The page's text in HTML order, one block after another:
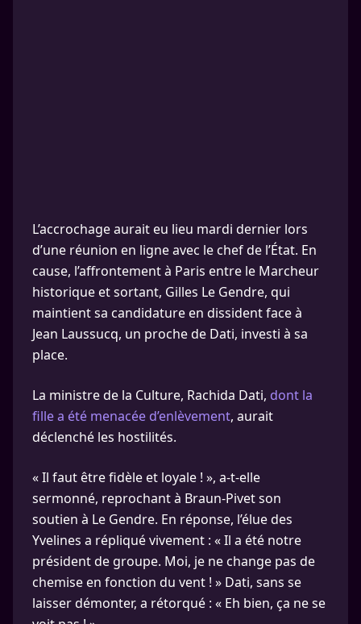
L’accrochage aurait eu lieu mardi dernier lors
d’une réunion en ligne avec le chef de l’État. En
cause, l’affrontement à Paris entre le Marcheur
historique et sortant, Gilles Le Gendre, qui
maintient sa candidature en dissident face à
Jean Laussucq, un proche de Dati, investi à sa
place.
La ministre de la Culture, Rachida Dati, dont la
fille a été menacée d’enlèvement, aurait
déclenché les hostilités.
« Il faut être fidèle et loyale ! », a-t-elle
sermonné, reprochant à Braun-Pivet son
soutien à Le Gendre. En réponse, l’élue des
Yvelines a répliqué vivement : « Il a été notre
président de groupe. Moi, je ne change pas de
chemise en fonction du vent ! » Dati, sans se
laisser démonter, a rétorqué : « Eh bien, ça ne se